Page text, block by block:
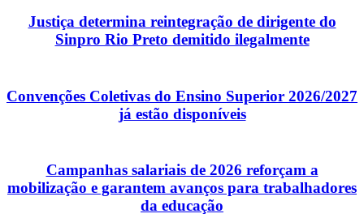
Justiça determina reintegração de dirigente do
Sinpro Rio Preto demitido ilegalmente
Convenções Coletivas do Ensino Superior 2026/2027
já estão disponíveis
Campanhas salariais de 2026 reforçam a
mobilização e garantem avanços para trabalhadores
da educação